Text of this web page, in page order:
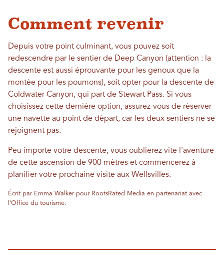
Comment revenir
Depuis votre point culminant, vous pouvez soit
redescendre par le sentier de Deep Canyon (attention : la
descente est aussi éprouvante pour les genoux que la
montée pour les poumons), soit opter pour la descente de
Coldwater Canyon, qui part de Stewart Pass. Si vous
choisissez cette dernière option, assurez-vous de réserver
une navette au point de départ, car les deux sentiers ne se
rejoignent pas.
Peu importe votre descente, vous oublierez vite l'aventure
de cette ascension de 900 mètres et commencerez à
planifier votre prochaine visite aux Wellsvilles.
Écrit par Emma Walker pour RootsRated Media en partenariat avec
l'Office du tourisme.